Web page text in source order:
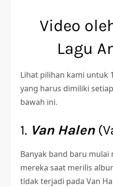
Video
Lagu
Lihat pilihan kami untuk
yang harus dimiliki
bawah ini.
1. Van Halen
Banyak band baru
mereka saat merilis
tidak terjadi pada Van